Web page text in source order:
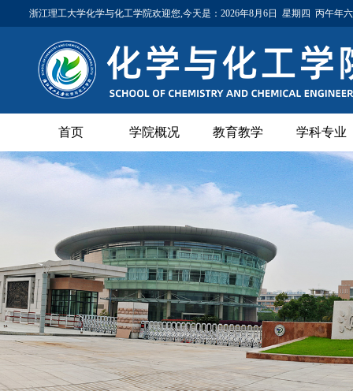
浙江理工大学化学与化工学院欢迎您,今天是：2026年8月6日 星期四 丙午年
首页 学院概况 教育教学 学科专业